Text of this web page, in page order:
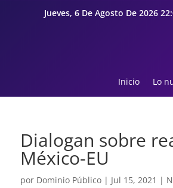
Jueves, 6 De Agosto De 2026
Inicio Lo
Dialogan sobre
México-EU
por Dominio Público| Jul 15, 2021 |